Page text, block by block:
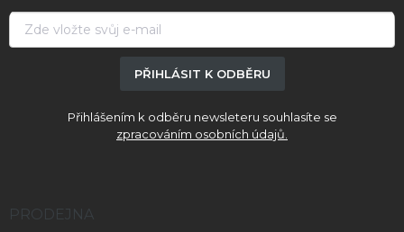
PŘIHLÁSIT K ODBĚRU
Přihlášením k odběru newsleteru souhlasíte se
zpracováním osobních údajů.
PRODEJNA